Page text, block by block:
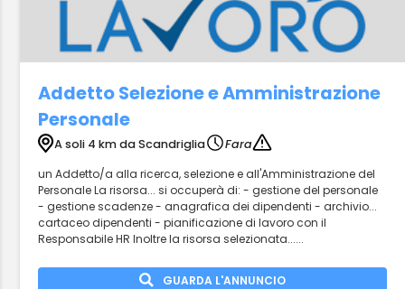
Addetto Selezione e Amministrazione
Personale
A soli 4 km da Scandriglia
Fara
un Addetto/a alla ricerca, selezione e all'Amministrazione del
Personale La risorsa... si occuperà di: - gestione del personale
- gestione scadenze - anagrafica dei dipendenti - archivio...
cartaceo dipendenti - pianificazione di lavoro con il
Responsabile HR Inoltre la risorsa selezionata......
GUARDA L'ANNUNCIO